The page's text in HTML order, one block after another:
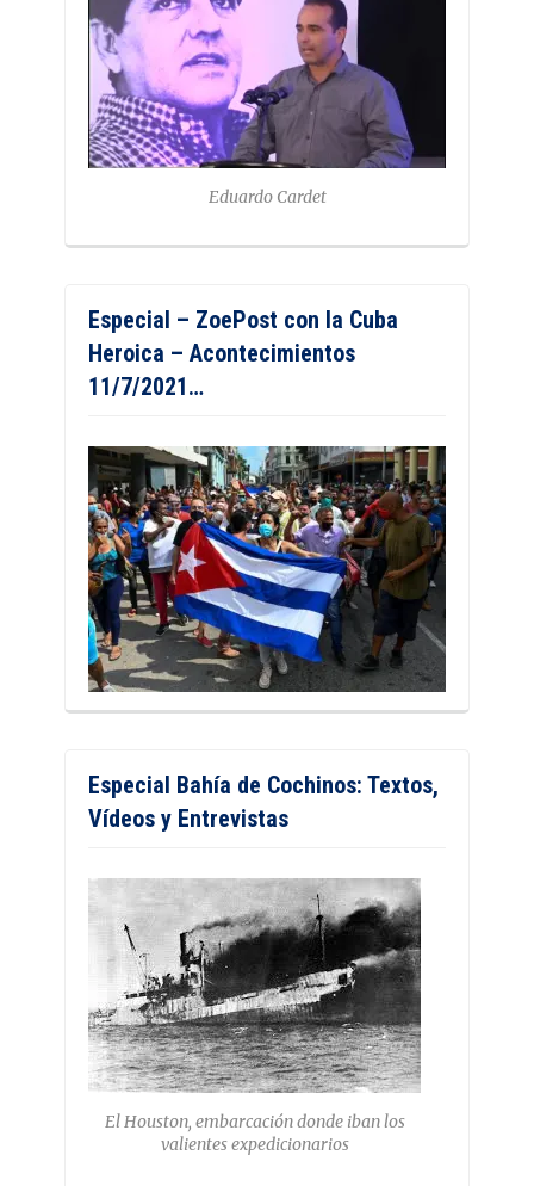
Eduardo Cardet
Especial – ZoePost con la Cuba
Heroica – Acontecimientos
11/7/2021…
Especial Bahía de Cochinos: Textos,
Vídeos y Entrevistas
El Houston, embarcación donde iban los
valientes expedicionarios